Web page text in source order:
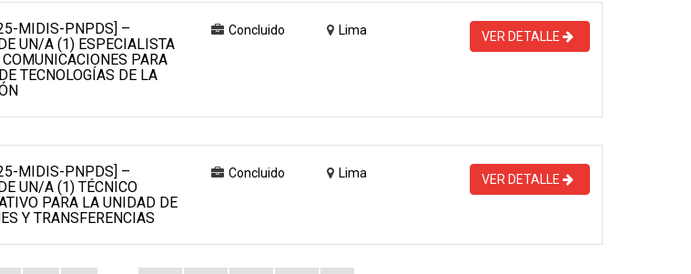
MIDIS-PNPDS] –
UN/A (1) ESPECIALISTA
COMUNICACIONES PARA
TECNOLOGÍAS DE LA
Concluido Lima VER DETALLE
MIDIS-PNPDS] –
UN/A (1) TÉCNICO
PARA LA UNIDAD DE
Y TRANSFERENCIAS
Concluido Lima VER DETALLE